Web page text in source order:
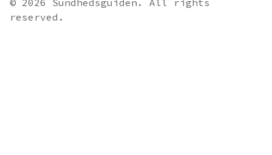
© 2026 Sundhedsguiden. All rights
reserved.